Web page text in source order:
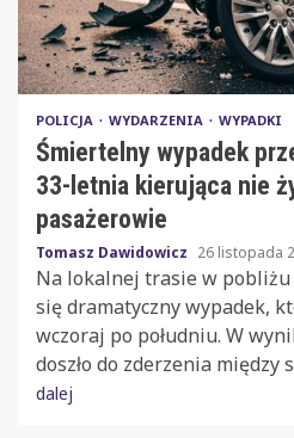
POLICJA WYDARZENIA WYPADKI
Śmiertelny wypadek
33-letnia kierująca nie
pasażerowie
Tomasz Dawidowicz 26 listopada
Na lokalnej trasie w pobliżu
się dramatyczny wypadek,
wczoraj po południu. W
doszło do zderzenia między
dalej